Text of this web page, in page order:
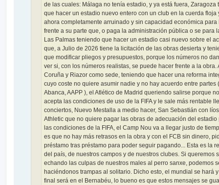
de las cuales: Málaga no tenía estadio, y ya está fuera, Zaragoza
que hacer un estadio nuevo entero con un club en la cuerda floja
ahora completamente arruinado y sin capacidad económica para
frente a su parte que, o paga la administración pública o se para
Las Palmas teniendo que hacer un estadio casi nuevo sobre el
que, a Julio de 2026 tiene la licitación de las obras desierta y
que modificar pliegos y presupuestos, porque los números no
ver si, con los números realistas, se puede hacer frente a la obra.
Coruña y Riazor como sede, teniendo que hacer una reforma
cuyo coste no quiere asumir nadie y no hay acuerdo entre partes
Abanca, AAPP ), el Atlético de Madrid queriendo salirse porque no
acepta las condiciones de uso de la FIFA y le sale más rentable
conciertos, Nuevo Mestalla a medio hacer, San Sebastián con
Athletic que no quiere pagar las obras de adecuación del estadio
las condiciones de la FIFA, el Camp Nou va a llegar justo de
es que no hay más retrasos en la obra y con el FCB sin dinero,
préstamo tras préstamo para poder seguir pagando... Esta es la
del país, de nuestros campos y de nuestros clubes. Si queremos
echando las culpas de nuestros males al perro sanxe, podemos
haciéndonos trampas al solitario. Dicho esto, el mundial se hará
final será en el Bernabéu, lo bueno es que estos mensajes se